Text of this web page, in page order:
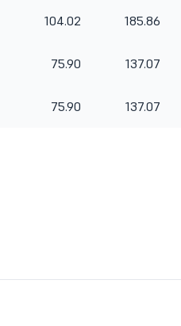
104.02 185.86
75.90 137.07
75.90 137.07